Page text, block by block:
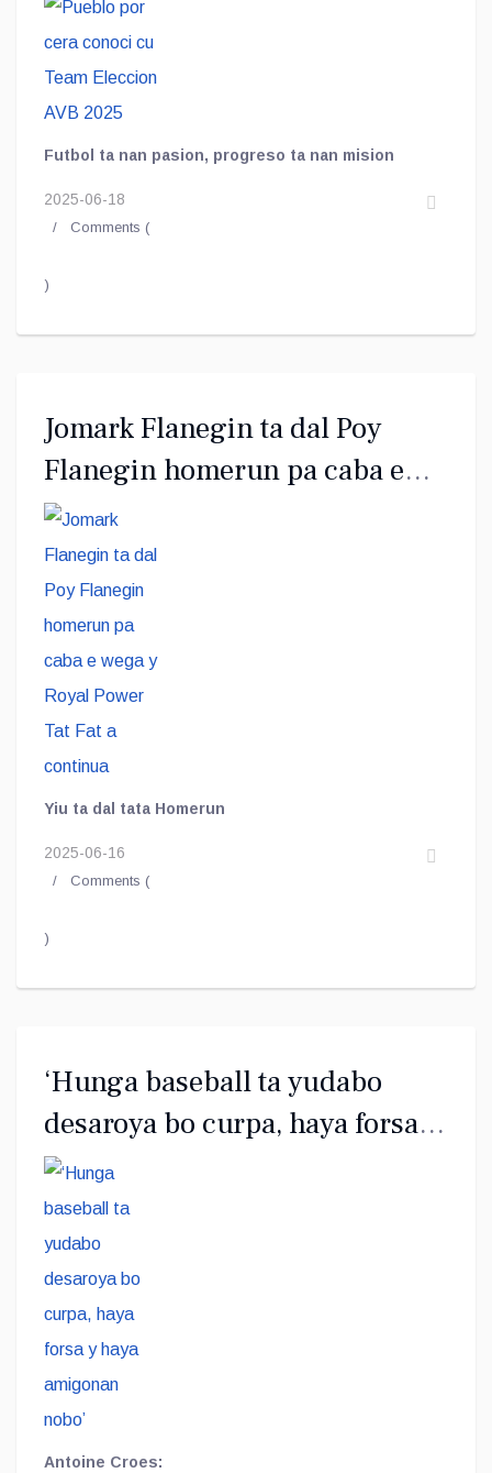
Futbol ta nan pasion, progreso ta nan mision
2025-06-18
Comments (
)
Jomark Flanegin ta dal Poy
Flanegin homerun pa caba e
wega y Royal Power Tat Fat a
continua
Yiu ta dal tata Homerun
2025-06-16
Comments (
)
‘Hunga baseball ta yudabo
desaroya bo curpa, haya forsa y
haya amigonan nobo’
Antoine Croes: